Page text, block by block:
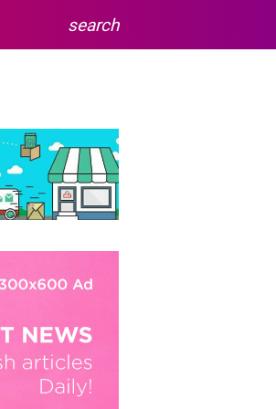
search